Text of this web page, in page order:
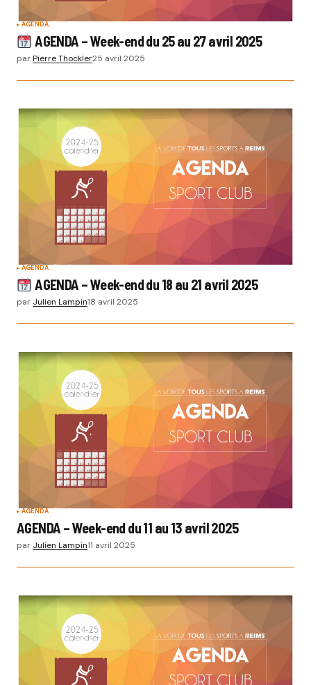
AGENDA
AGENDA – Week-end du 25 au 27 avril 2025
parPierre Thockler25 avril 2025
AGENDA
AGENDA – Week-end du 18 au 21 avril 2025
par Julien Lampin18 avril 2025
AGENDA
AGENDA – Week-end du 11 au 13 avril 2025
par Julien Lampin11 avril 2025